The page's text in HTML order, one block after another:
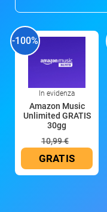
-100%
In evidenza
Amazon Music
Unlimited GRATIS
30gg
10,99 €
GRATIS